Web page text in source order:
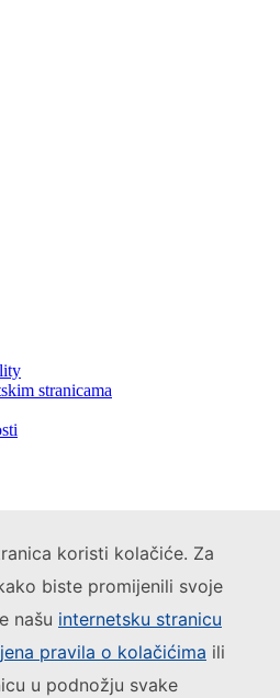
koristi kolačiće. Za
biste promijenili svoje
našu internetsku stranicu
pravila o kolačićima ili
u podnožju svake
stranicama